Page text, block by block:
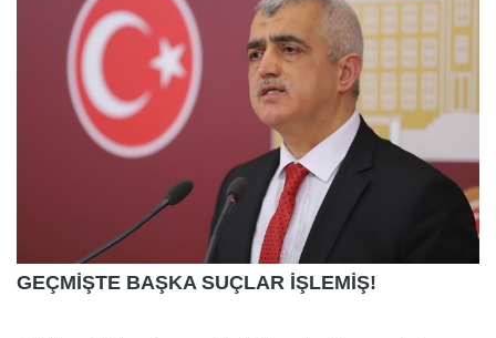
GEÇMİŞTE BAŞKA SUÇLAR İŞLEMİŞ!